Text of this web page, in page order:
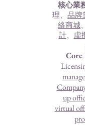
核心業
理、 品牌
絡商城、
計、 虛
Core
up
virtual